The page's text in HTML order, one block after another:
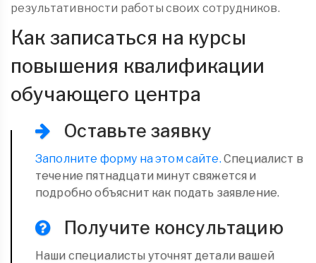
результативности работы своих сотрудников.
Как записаться на курсы
повышения квалификации
обучающего центра
Оставьте заявку
Заполните форму на этом сайте. Специалист в
течение пятнадцати минут свяжется и
подробно объяснит как подать заявление.
Получите консультацию
Наши специалисты уточнят детали вашей